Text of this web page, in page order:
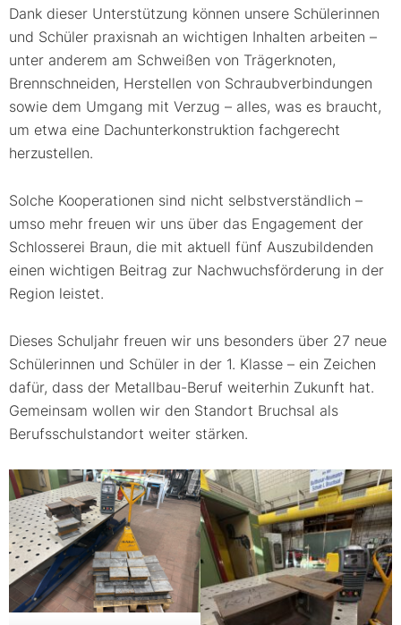
Dank dieser Unterstützung können unsere Schülerinnen
und Schüler praxisnah an wichtigen Inhalten arbeiten –
unter anderem am Schweißen von Trägerknoten,
Brennschneiden, Herstellen von Schraubverbindungen
sowie dem Umgang mit Verzug – alles, was es braucht,
um etwa eine Dachunterkonstruktion fachgerecht
herzustellen.
Solche Kooperationen sind nicht selbstverständlich –
umso mehr freuen wir uns über das Engagement der
Schlosserei Braun, die mit aktuell fünf Auszubildenden
einen wichtigen Beitrag zur Nachwuchsförderung in der
Region leistet.
Dieses Schuljahr freuen wir uns besonders über 27 neue
Schülerinnen und Schüler in der 1. Klasse – ein Zeichen
dafür, dass der Metallbau-Beruf weiterhin Zukunft hat.
Gemeinsam wollen wir den Standort Bruchsal als
Berufsschulstandort weiter stärken.